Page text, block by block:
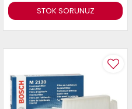
STOK SORUNUZ